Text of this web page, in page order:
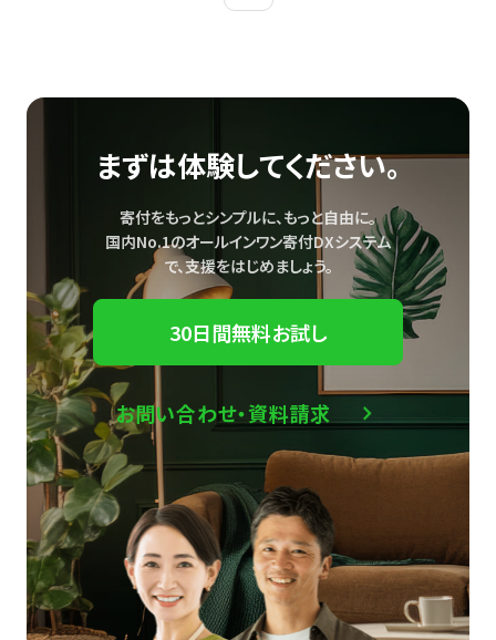
まずは体験してください。
寄付をもっとシンプルに、もっと自由に。
国内No.1のオールインワン寄付DXシステム
で、支援をはじめましょう。
30日間無料お試し
お問い合わせ・資料請求